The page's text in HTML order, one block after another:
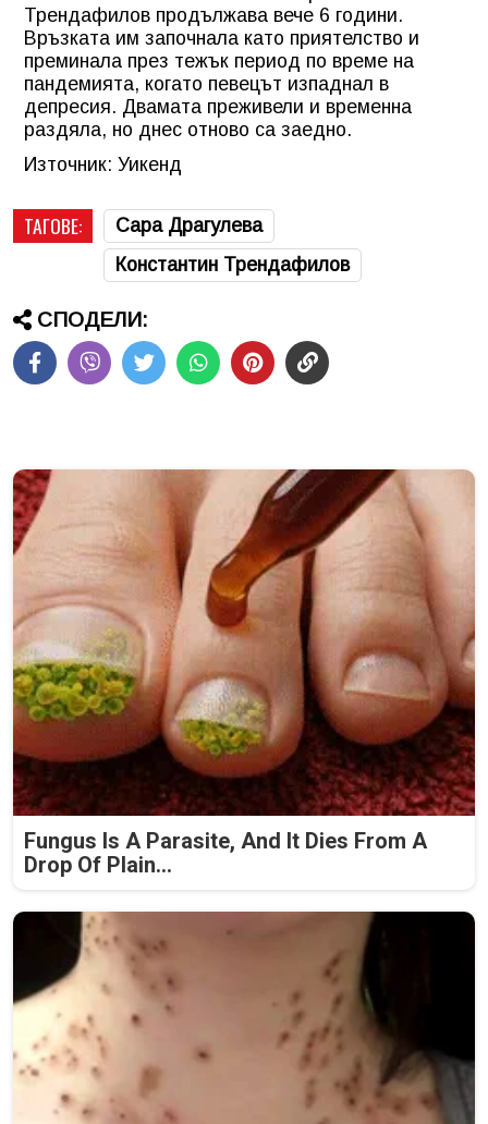
Трендафилов продължава вече 6 години.
Връзката им започнала като приятелство и
преминала през тежък период по време на
пандемията, когато певецът изпаднал в
депресия. Двамата преживели и временна
раздяла, но днес отново са заедно.
Източник: Уикенд
ТАГОВЕ:
Сара Драгулева
Константин Трендафилов
СПОДЕЛИ:
Fungus Is A Parasite, And It Dies From A
Drop Of Plain...